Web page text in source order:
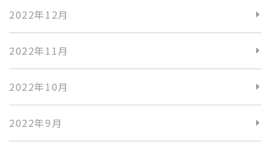
2022年12月
2022年11月
2022年10月
2022年9月